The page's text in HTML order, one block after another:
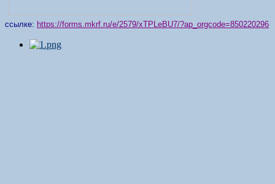
ссылке: https://forms.mkrf.ru/e/2579/xTPLeBU7/?ap_orgcode=850220296